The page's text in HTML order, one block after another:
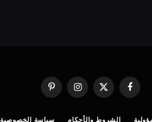
فيسبوك
X
(Twitter)
الانستغرامبينتيريست
الشروط والأحكام سياسة الخصوصية